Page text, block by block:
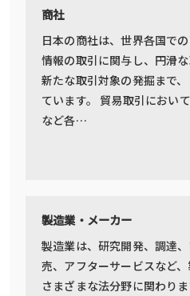
商社
日本の商社は、世界各国で
情報の取引に関与し、円滑
新たな取引対象の発掘まで
ています。 貿易取引におい
など各…
製造業・メーカー
製造業は、研究開発、調達
売、アフターサービスなど
さまざまな法分野に関わり